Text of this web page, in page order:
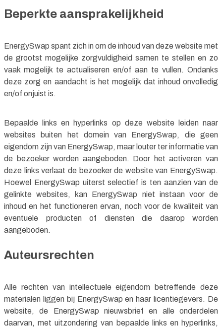
Beperkte aansprakelijkheid
EnergySwap spant zich in om de inhoud van deze website met
de grootst mogelijke zorgvuldigheid samen te stellen en zo
vaak mogelijk te actualiseren en/of aan te vullen. Ondanks
deze zorg en aandacht is het mogelijk dat inhoud onvolledig
en/of onjuist is.
Bepaalde links en hyperlinks op deze website leiden naar
websites buiten het domein van EnergySwap, die geen
eigendom zijn van EnergySwap, maar louter ter informatie van
de bezoeker worden aangeboden. Door het activeren van
deze links verlaat de bezoeker de website van EnergySwap.
Hoewel EnergySwap uiterst selectief is ten aanzien van de
gelinkte websites, kan EnergySwap niet instaan ​​voor de
inhoud en het functioneren ervan, noch voor de kwaliteit van
eventuele producten of diensten die daarop worden
aangeboden.
Auteursrechten
Alle rechten van intellectuele eigendom betreffende deze
materialen liggen bij EnergySwap en haar licentiegevers. De
website, de EnergySwap nieuwsbrief en alle onderdelen
daarvan, met uitzondering van bepaalde links en hyperlinks,